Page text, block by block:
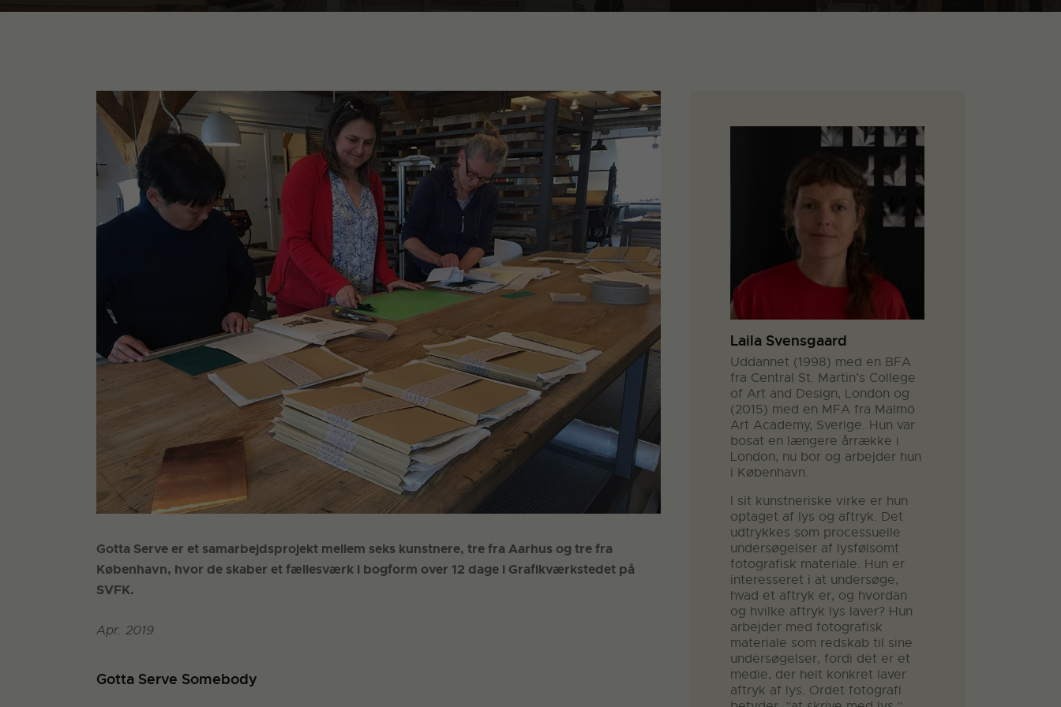
Gotta Serve er et samarbejdsprojekt mellem seks kunstnere, tre fra Aarhus og tre fra
København, hvor de skaber et fællesværk i bogform over 12 dage i Grafikværkstedet på
SVFK.
Apr. 2019
Gotta Serve Somebody
Laila Svensgaard
Uddannet (1998) med en BFA
fra Central St. Martin’s College
of Art and Design, London og
(2015) med en MFA fra Malmö
Art Academy, Sverige. Hun var
bosat en længere årrække i
London, nu bor og arbejder hun
i København.
I sit kunstneriske virke er hun
optaget af lys og aftryk. Det
udtrykkes som processuelle
undersøgelser af lysfølsomt
fotografisk materiale. Hun er
interesseret i at undersøge,
hvad et aftryk er, og hvordan
og hvilke aftryk lys laver? Hun
arbejder med fotografisk
materiale som redskab til sine
undersøgelser, fordi det er et
medie, der helt konkret laver
aftryk af lys. Ordet fotografi